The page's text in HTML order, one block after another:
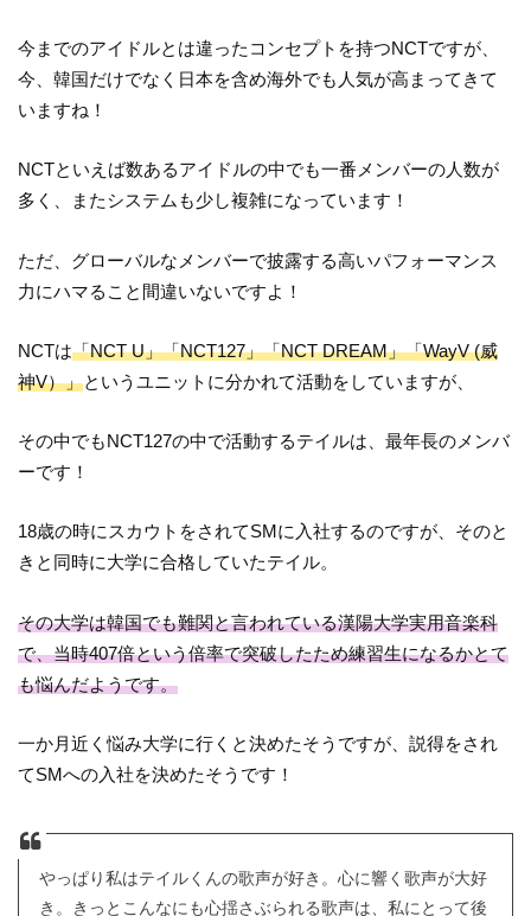
今までのアイドルとは違ったコンセプトを持つNCTですが、
今、韓国だけでなく日本を含め海外でも人気が高まってきて
いますね！
NCTといえば数あるアイドルの中でも一番メンバーの人数が
多く、またシステムも少し複雑になっています！
ただ、グローバルなメンバーで披露する高いパフォーマンス
力にハマること間違いないですよ！
NCTは「NCT U」「NCT127」「NCT DREAM」「WayV (威
神V）」というユニットに分かれて活動をしていますが、
その中でもNCT127の中で活動するテイルは、最年長のメンバ
ーです！
18歳の時にスカウトをされてSMに入社するのですが、そのと
きと同時に大学に合格していたテイル。
その大学は韓国でも難関と言われている漢陽大学実用音楽科
で、当時407倍という倍率で突破したため練習生になるかとて
も悩んだようです。
一か月近く悩み大学に行くと決めたそうですが、説得をされ
てSMへの入社を決めたそうです！
やっぱり私はテイルくんの歌声が好き。心に響く歌声が大好
き。きっとこんなにも心揺さぶられる歌声は、私にとって後